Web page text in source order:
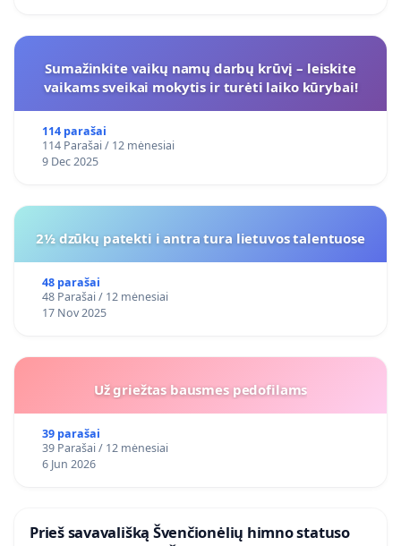
Sumažinkite vaikų namų darbų krūvį – leiskite
vaikams sveikai mokytis ir turėti laiko kūrybai!
114 parašai
114 Parašai / 12 mėnesiai
9 Dec 2025
2½ dzūkų patekti i antra tura lietuvos talentuose
48 parašai
48 Parašai / 12 mėnesiai
17 Nov 2025
Už griežtas bausmes pedofilams
39 parašai
39 Parašai / 12 mėnesiai
6 Jun 2026
​Prieš savavališką Švenčionėlių himno statuso